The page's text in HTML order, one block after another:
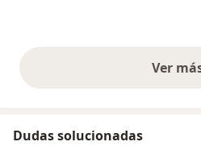
Ver
Dudas solucionadas